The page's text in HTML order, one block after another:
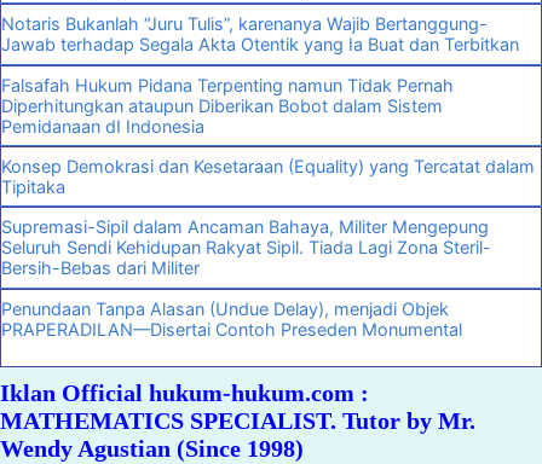
Notaris Bukanlah “Juru Tulis”, karenanya Wajib Bertanggung-
Jawab terhadap Segala Akta Otentik yang Ia Buat dan Terbitkan
Falsafah Hukum Pidana Terpenting namun Tidak Pernah
Diperhitungkan ataupun Diberikan Bobot dalam Sistem
Pemidanaan dI Indonesia
Konsep Demokrasi dan Kesetaraan (Equality) yang Tercatat dalam
Tipitaka
Supremasi-Sipil dalam Ancaman Bahaya, Militer Mengepung
Seluruh Sendi Kehidupan Rakyat Sipil. Tiada Lagi Zona Steril-
Bersih-Bebas dari Militer
Penundaan Tanpa Alasan (Undue Delay), menjadi Objek
PRAPERADILAN—Disertai Contoh Preseden Monumental
Iklan Official hukum-hukum.com :
MATHEMATICS SPECIALIST. Tutor by Mr.
Wendy Agustian (Since 1998)